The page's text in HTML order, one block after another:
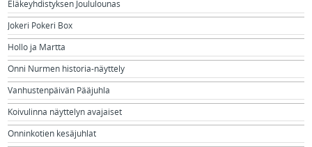
Eläkeyhdistyksen Joululounas
Jokeri Pokeri Box
Hollo ja Martta
Onni Nurmen historia-näyttely
Vanhustenpäivän Pääjuhla
Koivulinna näyttelyn avajaiset
Onninkotien kesäjuhlat